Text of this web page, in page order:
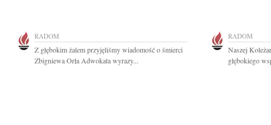
RADOM
Z głębokim żalem przyjęliśmy wiadomość o śmierci
Zbigniewa Orła Adwokata wyrazy...
RADOM
Naszej
głębokiego